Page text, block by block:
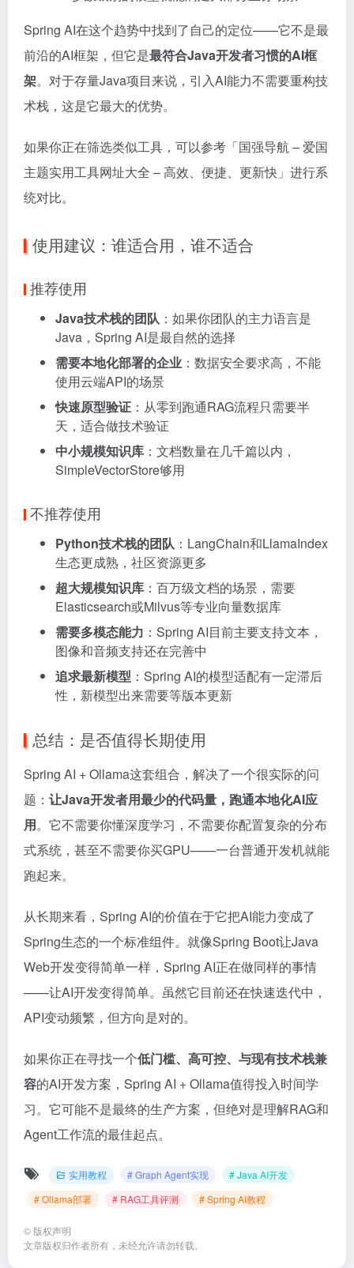
Spring AI在这个趋势中找到了自己的定位——它不是最
前沿的AI框架，但它是最符合Java开发者习惯的AI框
架。对于存量Java项目来说，引入AI能力不需要重构技
术栈，这是它最大的优势。
如果你正在筛选类似工具，可以参考「国强导航 – 爱国
主题实用工具网址大全 – 高效、便捷、更新快 」进行系
统对比。
使用建议：谁适合用，谁不适合
推荐使用
Java技术栈的团队 ：如果你团队的主力语言是
Java，Spring AI是最自然的选择
需要本地化部署的企业 ：数据安全要求高，不能
使用云端API的场景
快速原型验证 ：从零到跑通RAG流程只需要半
天，适合做技术验证
中小规模知识库 ：文档数量在几千篇以内，
SimpleVectorStore够用
不推荐使用
Python技术栈的团队 ：LangChain和LlamaIndex
生态更成熟，社区资源更多
超大规模知识库 ：百万级文档的场景，需要
Elasticsearch或Milvus等专业向量数据库
需要多模态能力 ：Spring AI目前主要支持文本，
图像和音频支持还在完善中
追求最新模型 ：Spring AI的模型适配有一定滞后
性，新模型出来需要等版本更新
总结：是否值得长期使用
Spring AI + Ollama这套组合，解决了一个很实际的问
题： 让Java开发者用最少的代码量，跑通本地化AI应
用。它不需要你懂深度学习，不需要你配置复杂的分布
式系统，甚至不需要你买GPU——一台普通开发机就能
跑起来。
从长期来看，Spring AI的价值在于它把AI能力变成了
Spring生态的一个标准组件。就像Spring Boot让Java
Web开发变得简单一样，Spring AI正在做同样的事情
——让AI开发变得简单。虽然它目前还在快速迭代中，
API变动频繁，但方向是对的。
如果你正在寻找一个低门槛、高可控、与现有技术栈兼
容的AI开发方案，Spring AI + Ollama值得投入时间学
习。它可能不是最终的生产方案，但绝对是理解RAG和
Agent工作流的最佳起点。
实用教程 # Graph Agent实现
# Java AI开发
# Ollama部署
# RAG工具评测 # Spring AI教程
© 版权声明
文章版权归作者所有，未经允许请勿转载。